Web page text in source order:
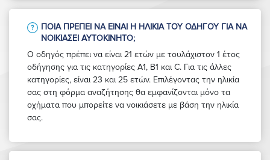
ΠΟΙΑ ΠΡΈΠΕΙ ΝΑ ΕΊΝΑΙ Η ΗΛΙΚΊΑ ΤΟΥ ΟΔΗΓΟΎ ΓΙΑ ΝΑ
ΝΟΙΚΙΆΣΕΙ ΑΥΤΟΚΊΝΗΤΟ;
Ο οδηγός πρέπει να είναι 21 ετών με τουλάχιστον 1 έτος
οδήγησης για τις κατηγορίες A1, B1 και C. Για τις άλλες
κατηγορίες, είναι 23 και 25 ετών. Επιλέγοντας την ηλικία
σας στη φόρμα αναζήτησης θα εμφανίζονται μόνο τα
οχήματα που μπορείτε να νοικιάσετε με βάση την ηλικία
σας.